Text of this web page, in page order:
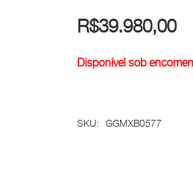
R$39.980,00
Disponível sob
SKU: GGMXB0577